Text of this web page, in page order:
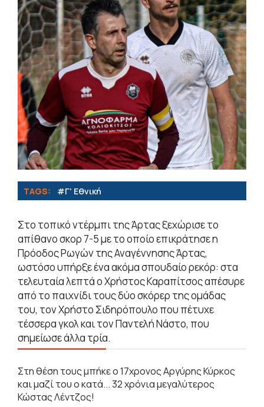
TAGS: #Γ' Εθνική
Στο τοπικό ντέρμπι της Άρτας ξεχώρισε το
απίθανο σκορ 7-5 με το οποίο επικράτησε η
Πρόοδος Ρωγών της Αναγέννησης Άρτας,
ωστόσο υπήρξε ένα ακόμα σπουδαίο ρεκόρ: στα
τελευταία λεπτά ο Χρήστος Καραπίτσος απέσυρε
από το παιχνίδι τους δύο σκόρερ της ομάδας
του, τον Χρήστο Σιδηρόπουλο που πέτυχε
τέσσερα γκολ και τον Παντελή Νάστο, που
σημείωσε άλλα τρία.
Στη θέση τους μπήκε ο 17χρονος Αργύρης Κύρκος
και μαζί του ο κατά... 32 χρόνια μεγαλύτερος
Κώστας Λέντζος!